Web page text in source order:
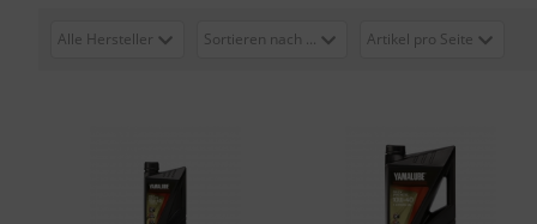
Alle Hersteller Sortieren nach ... Artikel pro Seite